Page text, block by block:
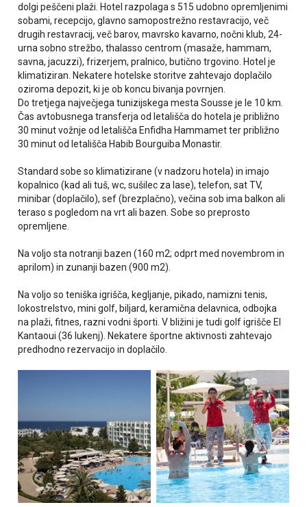
dolgi peščeni plaži. Hotel razpolaga s 515 udobno opremljenimi
sobami, recepcijo, glavno samopostrežno restavracijo, več
drugih restavracij, več barov, mavrsko kavarno, nočni klub, 24-
urna sobno strežbo, thalasso centrom (masaže, hammam,
savna, jacuzzi), frizerjem, pralnico, butično trgovino. Hotel je
klimatiziran. Nekatere hotelske storitve zahtevajo doplačilo
oziroma depozit, ki je ob koncu bivanja povrnjen.
Do tretjega največjega tunizijskega mesta Sousse je le 10 km.
Čas avtobusnega transferja od letališča do hotela je približno
30 minut vožnje od letališča Enfidha Hammamet ter približno
30 minut od letališča Habib Bourguiba Monastir.
Standard sobe so klimatizirane (v nadzoru hotela) in imajo
kopalnico (kad ali tuš, wc, sušilec za lase), telefon, sat TV,
minibar (doplačilo), sef (brezplačno), večina sob ima balkon ali
teraso s pogledom na vrt ali bazen. Sobe so preprosto
opremljene.
Na voljo sta notranji bazen (160 m2; odprt med novembrom in
aprilom) in zunanji bazen (900 m2).
Na voljo so teniška igrišča, kegljanje, pikado, namizni tenis,
lokostrelstvo, mini golf, biljard, keramična delavnica, odbojka
na plaži, fitnes, razni vodni športi. V bližini je tudi golf igrišče El
Kantaoui (36 lukenj). Nekatere športne aktivnosti zahtevajo
predhodno rezervacijo in doplačilo.